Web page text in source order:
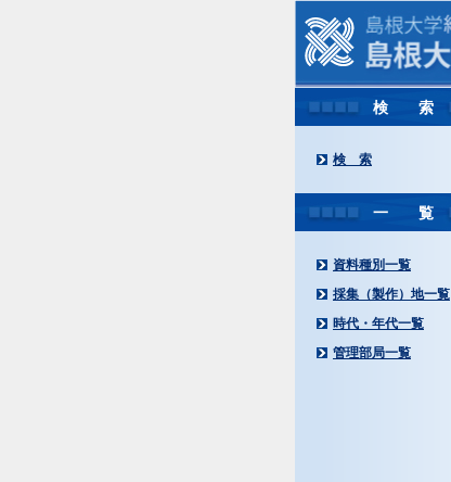
検 索
検 索
一 覧
資料種別一覧
採集（製作）地一覧
時代・年代一覧
管理部局一覧